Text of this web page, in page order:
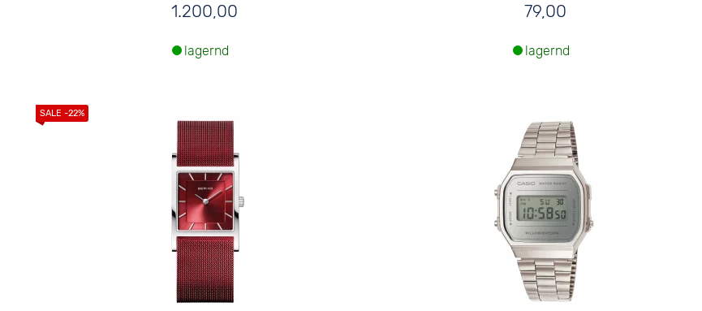
1.200,00
lagernd
79,00
lagernd